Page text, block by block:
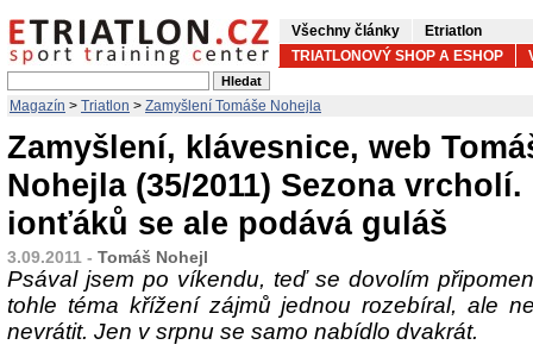
Všechny články
Etriatlon
TRIATLONOVÝ SHOP A ESHOP
Magazín > Triatlon > Zamyšlení Tomáše Nohejla
Zamyšlení, klávesnice, web
Nohejla (35/2011) Sezona
ionťáků se ale podává guláš
3.09.2011 - Tomáš Nohejl
Psával jsem po víkendu, teď se dovolím
tohle téma křížení zájmů jednou rozebíral, ale
nevrátit. Jen v srpnu se samo nabídlo dvakrát.